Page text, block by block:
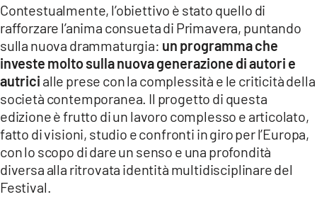
Contestualmente, l’obiettivo è stato quello di
rafforzare l’anima consueta di Primavera, puntando
sulla nuova drammaturgia: un programma che
investe molto sulla nuova generazione di autori e
autrici alle prese con la complessità e le criticità della
società contemporanea. Il progetto di questa
edizione è frutto di un lavoro complesso e articolato,
fatto di visioni, studio e confronti in giro per l’Europa,
con lo scopo di dare un senso e una profondità
diversa alla ritrovata identità multidisciplinare del
Festival.